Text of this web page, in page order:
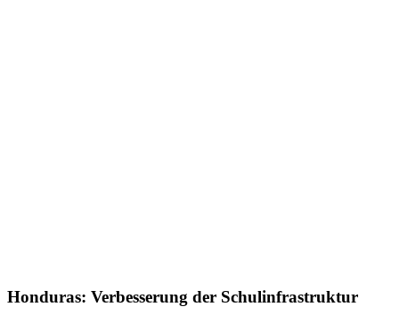
Honduras: Verbesserung der Schulinfrastruktur